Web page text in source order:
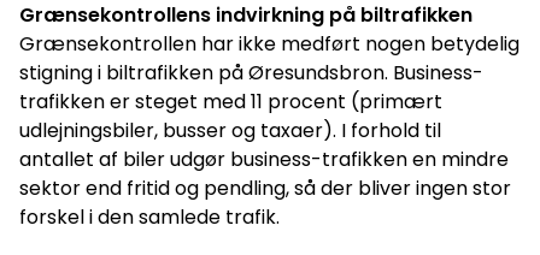
Grænsekontrollens indvirkning på biltrafikken
Grænsekontrollen har ikke medført nogen betydelig
stigning i biltrafikken på Øresundsbron. Business-
trafikken er steget med 11 procent (primært
udlejningsbiler, busser og taxaer). I forhold til
antallet af biler udgør business-trafikken en mindre
sektor end fritid og pendling, så der bliver ingen stor
forskel i den samlede trafik.